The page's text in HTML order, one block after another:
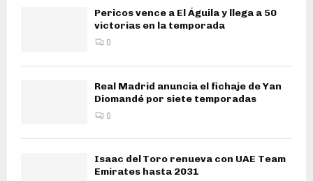
Pericos vence a El Águila y llega a 50
victorias en la temporada
0
Real Madrid anuncia el fichaje de Yan
Diomandé por siete temporadas
0
Isaac del Toro renueva con UAE Team
Emirates hasta 2031